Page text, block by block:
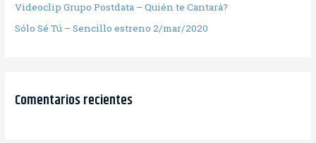
Videoclip Grupo Postdata – Quién te Cantará?
Sólo Sé Tú – Sencillo estreno 2/mar/2020
Comentarios recientes